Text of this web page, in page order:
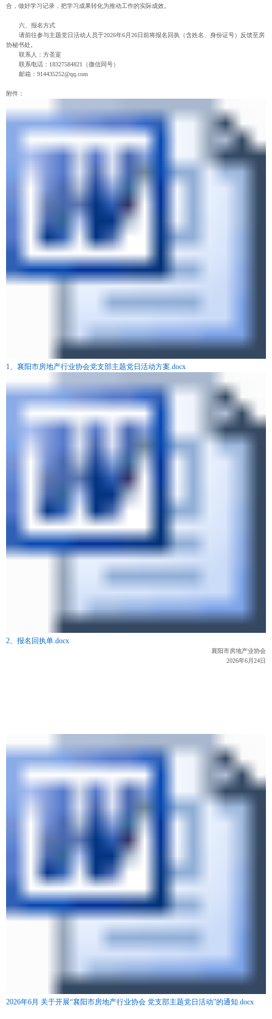
合，做好学习记录，把学习成果转化为推动工作的实际成效。
六、报名方式
请前往参与主题党日活动人员于2026年6月26日前将报名回执（含姓名、身份证号）反馈至房
协秘书处。
联系人：方圣寔
联系电话：18327584821（微信同号）
邮箱：914435252@qq.com
附件：
1、襄阳市房地产行业协会党支部主题党日活动方案.docx
2、报名回执单.docx
襄阳市房地产业协会
2026年6月24日
2026年6月 关于开展“襄阳市房地产行业协会 党支部主题党日活动”的通知.docx